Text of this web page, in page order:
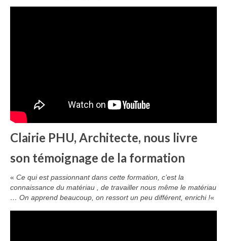
Clairie PHU, Architecte, nous livre
son témoignage de la formation
« Ce qui est passionnant dans cette formation, c’est la
connaissance du matériau , de travailler nous même le matériau
… On apprend beaucoup, on ressort un peu différent, enrichi !«